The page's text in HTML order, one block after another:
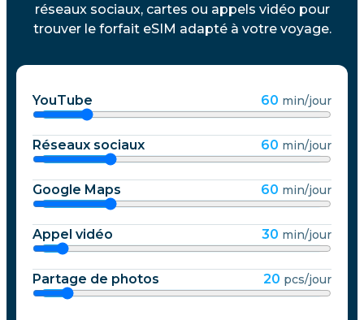
réseaux sociaux, cartes ou appels vidéo pour
trouver le forfait eSIM adapté à votre voyage.
YouTube 60 min/jour
Réseaux sociaux 60 min/jour
Google Maps 60 min/jour
Appel vidéo 30 min/jour
Partage de photos 20 pcs/jour